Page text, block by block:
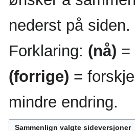
nederst på siden.
Forklaring: (nå) =
(forrige) =
mindre endring.